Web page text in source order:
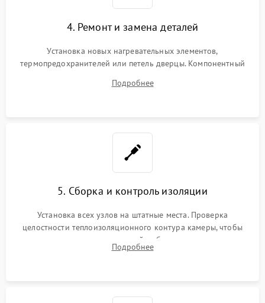
4. Ремонт и замена деталей
Установка новых нагревательных элементов,
термопредохранителей или петель дверцы. Компонентный
выгоревших реле, восстановление контактов и замена
Подробнее
5. Сборка и контроль изоляции
Установка всех узлов на штатные места. Проверка
целостности теплоизоляционного контура камеры, чтобы
исключить перегрев кухонной мебели и потерю тепла.
Надежная фиксация клемм и сборка корпуса шкафа.
Подробнее